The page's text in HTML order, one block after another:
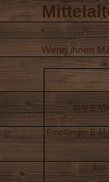
Wenn ihnen
Ihre E-
Empfänger E-
Ihre